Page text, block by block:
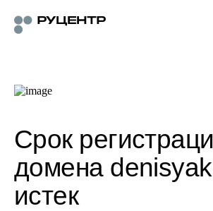
Срок
домена
истек